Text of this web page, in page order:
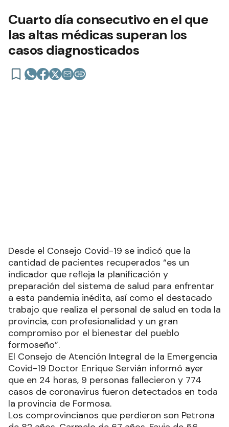
Cuarto día consecutivo en el que
las altas médicas superan los
casos diagnosticados
Desde el Consejo Covid-19 se indicó que la
cantidad de pacientes recuperados “es un
indicador que refleja la planificación y
preparación del sistema de salud para enfrentar
a esta pandemia inédita, así como el destacado
trabajo que realiza el personal de salud en toda la
provincia, con profesionalidad y un gran
compromiso por el bienestar del pueblo
formoseño”.
El Consejo de Atención Integral de la Emergencia
Covid-19 Doctor Enrique Servián informó ayer
que en 24 horas, 9 personas fallecieron y 774
casos de coronavirus fueron detectados en toda
la provincia de Formosa.
Los comprovincianos que perdieron son Petrona